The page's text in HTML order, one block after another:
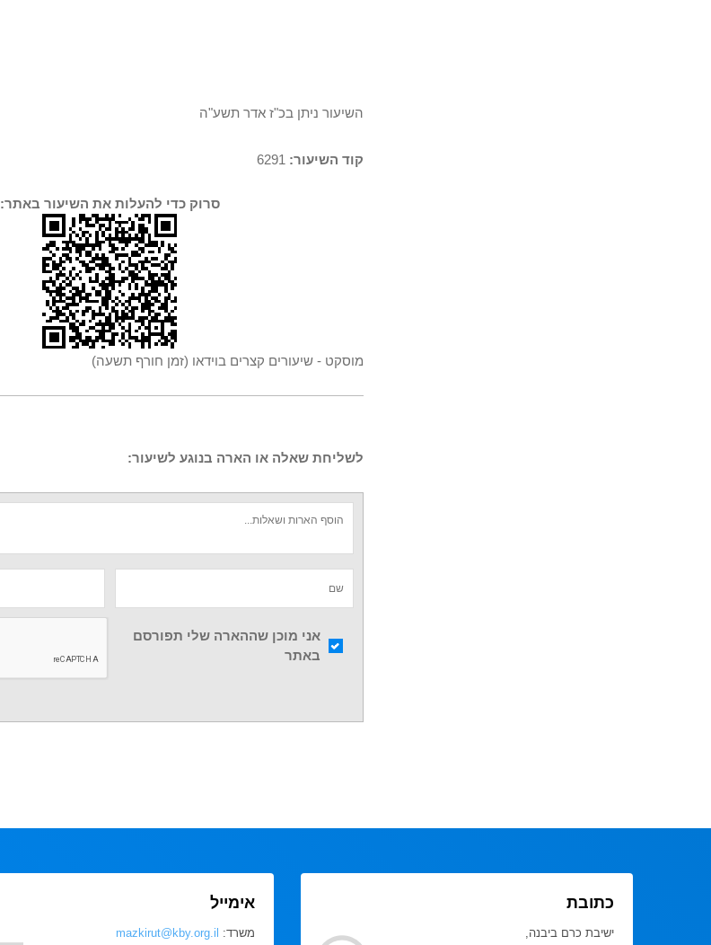
השיעור ניתן בכ"ז אדר תשע"ה
קוד השיעור:
סרוק כדי להעלות את השיעור באתר:
מוסקט - שיעורים קצרים בוידאו (זמן חורף תשעה)
לשליחת שאלה או הארה בנוגע לשיעור:
אני מוכן שההארה שלי תפורסם
באתר
כתובת
ישיבת כרם ביבנה,
אימייל
משרד: mazkirut@kby.org.il